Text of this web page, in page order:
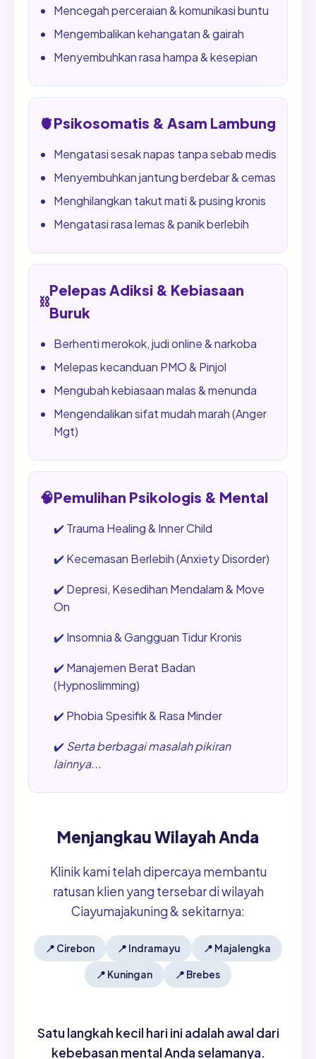
Mencegah perceraian & komunikasi buntu
Mengembalikan kehangatan & gairah
Menyembuhkan rasa hampa & kesepian
🫀Psikosomatis & Asam Lambung
Mengatasi sesak napas tanpa sebab medis
Menyembuhkan jantung berdebar & cemas
Menghilangkan takut mati & pusing kronis
Mengatasi rasa lemas & panik berlebih
⛓️
Pelepas Adiksi & Kebiasaan
Buruk
Berhenti merokok, judi online & narkoba
Melepas kecanduan PMO & Pinjol
Mengubah kebiasaan malas & menunda
Mengendalikan sifat mudah marah (Anger
Mgt)
🧠Pemulihan Psikologis & Mental
✔️ Trauma Healing & Inner Child
✔️ Kecemasan Berlebih (Anxiety Disorder)
✔️ Depresi, Kesedihan Mendalam & Move
On
✔️ Insomnia & Gangguan Tidur Kronis
✔️ Manajemen Berat Badan
(Hypnoslimming)
✔️ Phobia Spesifik & Rasa Minder
✔️ Serta berbagai masalah pikiran
lainnya...
Menjangkau Wilayah Anda
Klinik kami telah dipercaya membantu
ratusan klien yang tersebar di wilayah
Ciayumajakuning & sekitarnya:
📍 Cirebon 📍 Indramayu 📍 Majalengka
📍 Kuningan 📍 Brebes
Satu langkah kecil hari ini adalah awal dari
kebebasan mental Anda selamanya.